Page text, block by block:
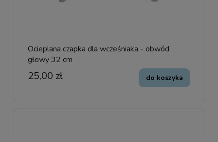
Ocieplana czapka dla wcześniaka - obwód
głowy 32 cm
25,00 zł do koszyka